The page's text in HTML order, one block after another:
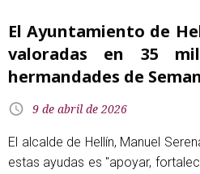
El Ayuntamiento de
valoradas en 35
hermandades de
9 de abril de 2026
El alcalde de Hellín, Manuel
estas ayudas es "apoyar,